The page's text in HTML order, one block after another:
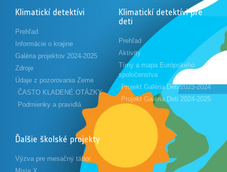
Klimatickí detektívi
Prehľad
Informácie o krajine
Galéria projektov 2024-2025
Zdroje
Údaje z pozorovania Zeme
ČASTO KLADENÉ OTÁZKY
Podmienky a pravidlá
Klimatickí detektívi pre
deti
Prehľad
Aktivity
Tímy a mapa Európskeho
spoločenstva
Projekt Galéria Deti 2023-2024
Projekt Galéria Deti 2024-2025
Ďalšie školské projekty
Výzva pre mesačný tábor